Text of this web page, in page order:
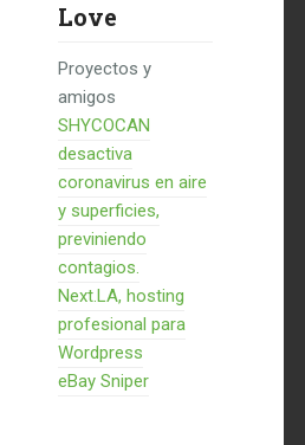
Love
Proyectos y
amigos
SHYCOCAN
desactiva
coronavirus en aire
y superficies,
previniendo
contagios.
Next.LA, hosting
profesional para
Wordpress
eBay Sniper